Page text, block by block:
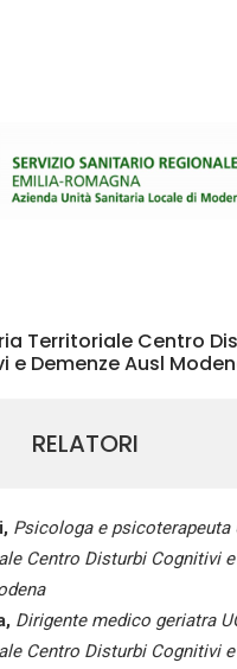
Territoriale Centro
e Demenze Ausl
RELATORI
Psicologa e psicoterapeuta
Centro Disturbi Cognitivi e
Dirigente medico geriatra
Centro Disturbi Cognitivi e